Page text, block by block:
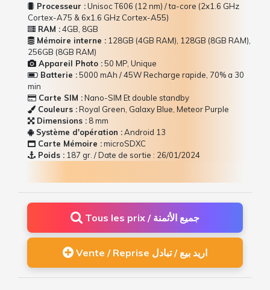
Processeur :Unisoc T606 (12 nm) / ta-core (2x1.6 GHz
Cortex-A75 & 6x1.6 GHz Cortex-A55)
RAM :4GB, 8GB
Mémoire interne : 128GB (4GB RAM), 128GB (8GB RAM),
256GB (8GB RAM)
Appareil Photo :50 MP, Unique
Batterie :5000 mAh / 45W Recharge rapide, 70% a 30
min
Carte SIM :Nano-SIM Et double standby
Couleurs :Royal Green, Galaxy Blue, Meteor Purple
Dimensions : 8 mm
Système d'opération :Android 13
Carte Mémoire :microSDXC
Poids : 187 gr. / Date de sortie : 26/01/2024
Tous les prix / جميع الأثمنة
Vente / Reprise اريد بيع / تبادل